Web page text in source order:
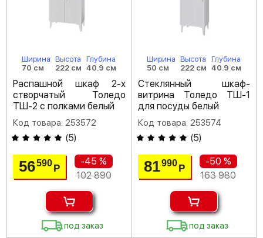
Ширина
70 см
Высота
222 см
Глубина
40.9 см
Распашной шкаф 2-х
створчатый Толедо
ТШ-2 с полками белый
Код товара: 253572
(5)
56590Р
-45 %
102 890
под заказ
Ширина
50 см
Высота
222 см
Глубина
40.9 см
Стеклянный шкаф-
витрина Толедо ТШ-1
для посуды белый
Код товара: 253574
(5)
81990 Р
-50 %
163 980
под заказ